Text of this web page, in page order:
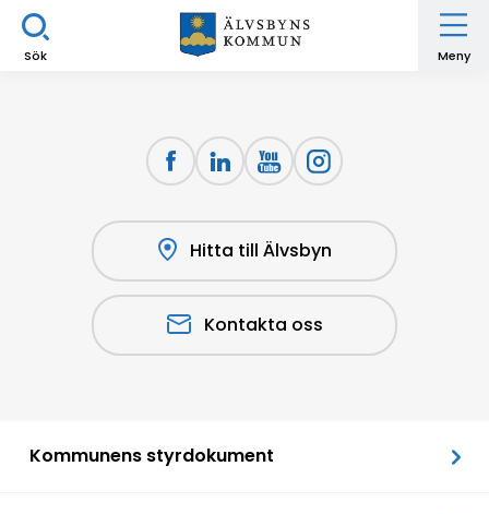
Sök Meny
Hitta till Älvsbyn
Kontakta oss
Kommunens styrdokument